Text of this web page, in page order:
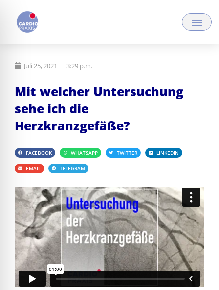
Inhalt
springen
Juli 25, 2021 3:29 p.m.
Mit welcher Untersuchung
sehe ich die
Herzkranzgefäße?
FACEBOOK WHATSAPP TWITTER LINKEDIN
EMAIL TELEGRAM